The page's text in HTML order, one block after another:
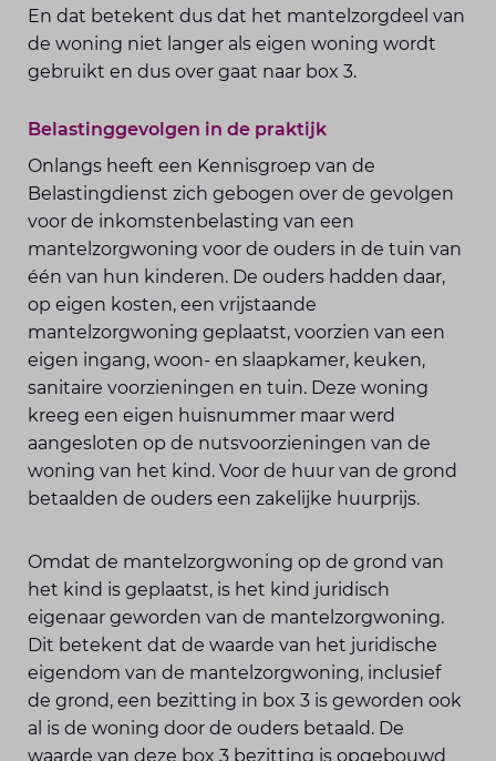
En dat betekent dus dat het mantelzorgdeel van
de woning niet langer als eigen woning wordt
gebruikt en dus over gaat naar box 3.
Belastinggevolgen in de praktijk
Onlangs heeft een Kennisgroep van de
Belastingdienst zich gebogen over de gevolgen
voor de inkomstenbelasting van een
mantelzorgwoning voor de ouders in de tuin van
één van hun kinderen. De ouders hadden daar,
op eigen kosten, een vrijstaande
mantelzorgwoning geplaatst, voorzien van een
eigen ingang, woon- en slaapkamer, keuken,
sanitaire voorzieningen en tuin. Deze woning
kreeg een eigen huisnummer maar werd
aangesloten op de nutsvoorzieningen van de
woning van het kind. Voor de huur van de grond
betaalden de ouders een zakelijke huurprijs.
Omdat de mantelzorgwoning op de grond van
het kind is geplaatst, is het kind juridisch
eigenaar geworden van de mantelzorgwoning.
Dit betekent dat de waarde van het juridische
eigendom van de mantelzorgwoning, inclusief
de grond, een bezitting in box 3 is geworden ook
al is de woning door de ouders betaald. De
waarde van deze box 3 bezitting is opgebouwd